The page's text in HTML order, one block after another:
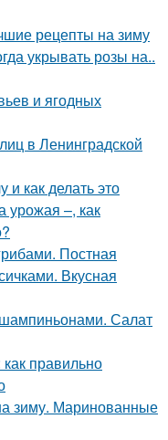
рецепты на зиму
укрывать розы на..
и ягодных
в Ленинградской
и как делать это
урожая –, как
Постная
Вкусная
Салат
правильно
зиму. Маринованные